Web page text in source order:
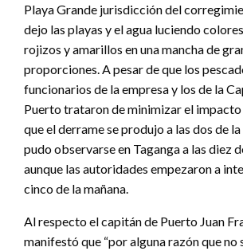
Playa Grande jurisdicción del
dejo las playas y el agua luciendo
rojizos y amarillos en una mancha de
proporciones. A pesar de que los
funcionarios de la empresa y los de la
Puerto trataron de minimizar el
que el derrame se produjo a las dos de
pudo observarse en Taganga a las diez
aunque las autoridades empezaron a
cinco de la mañana.
Al respecto el capitán de Puerto Juan
manifestó que “por alguna razón que no